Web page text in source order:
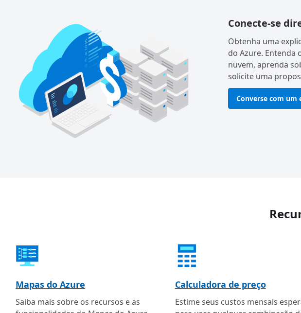
Conecte-se
Obtenha uma
do Azure. Entenda
nuvem, aprenda
solicite uma
Converse com um
Mapas do Azure
Saiba mais sobre os recursos e as
Calculadora de preço
Estime seus custos mensais